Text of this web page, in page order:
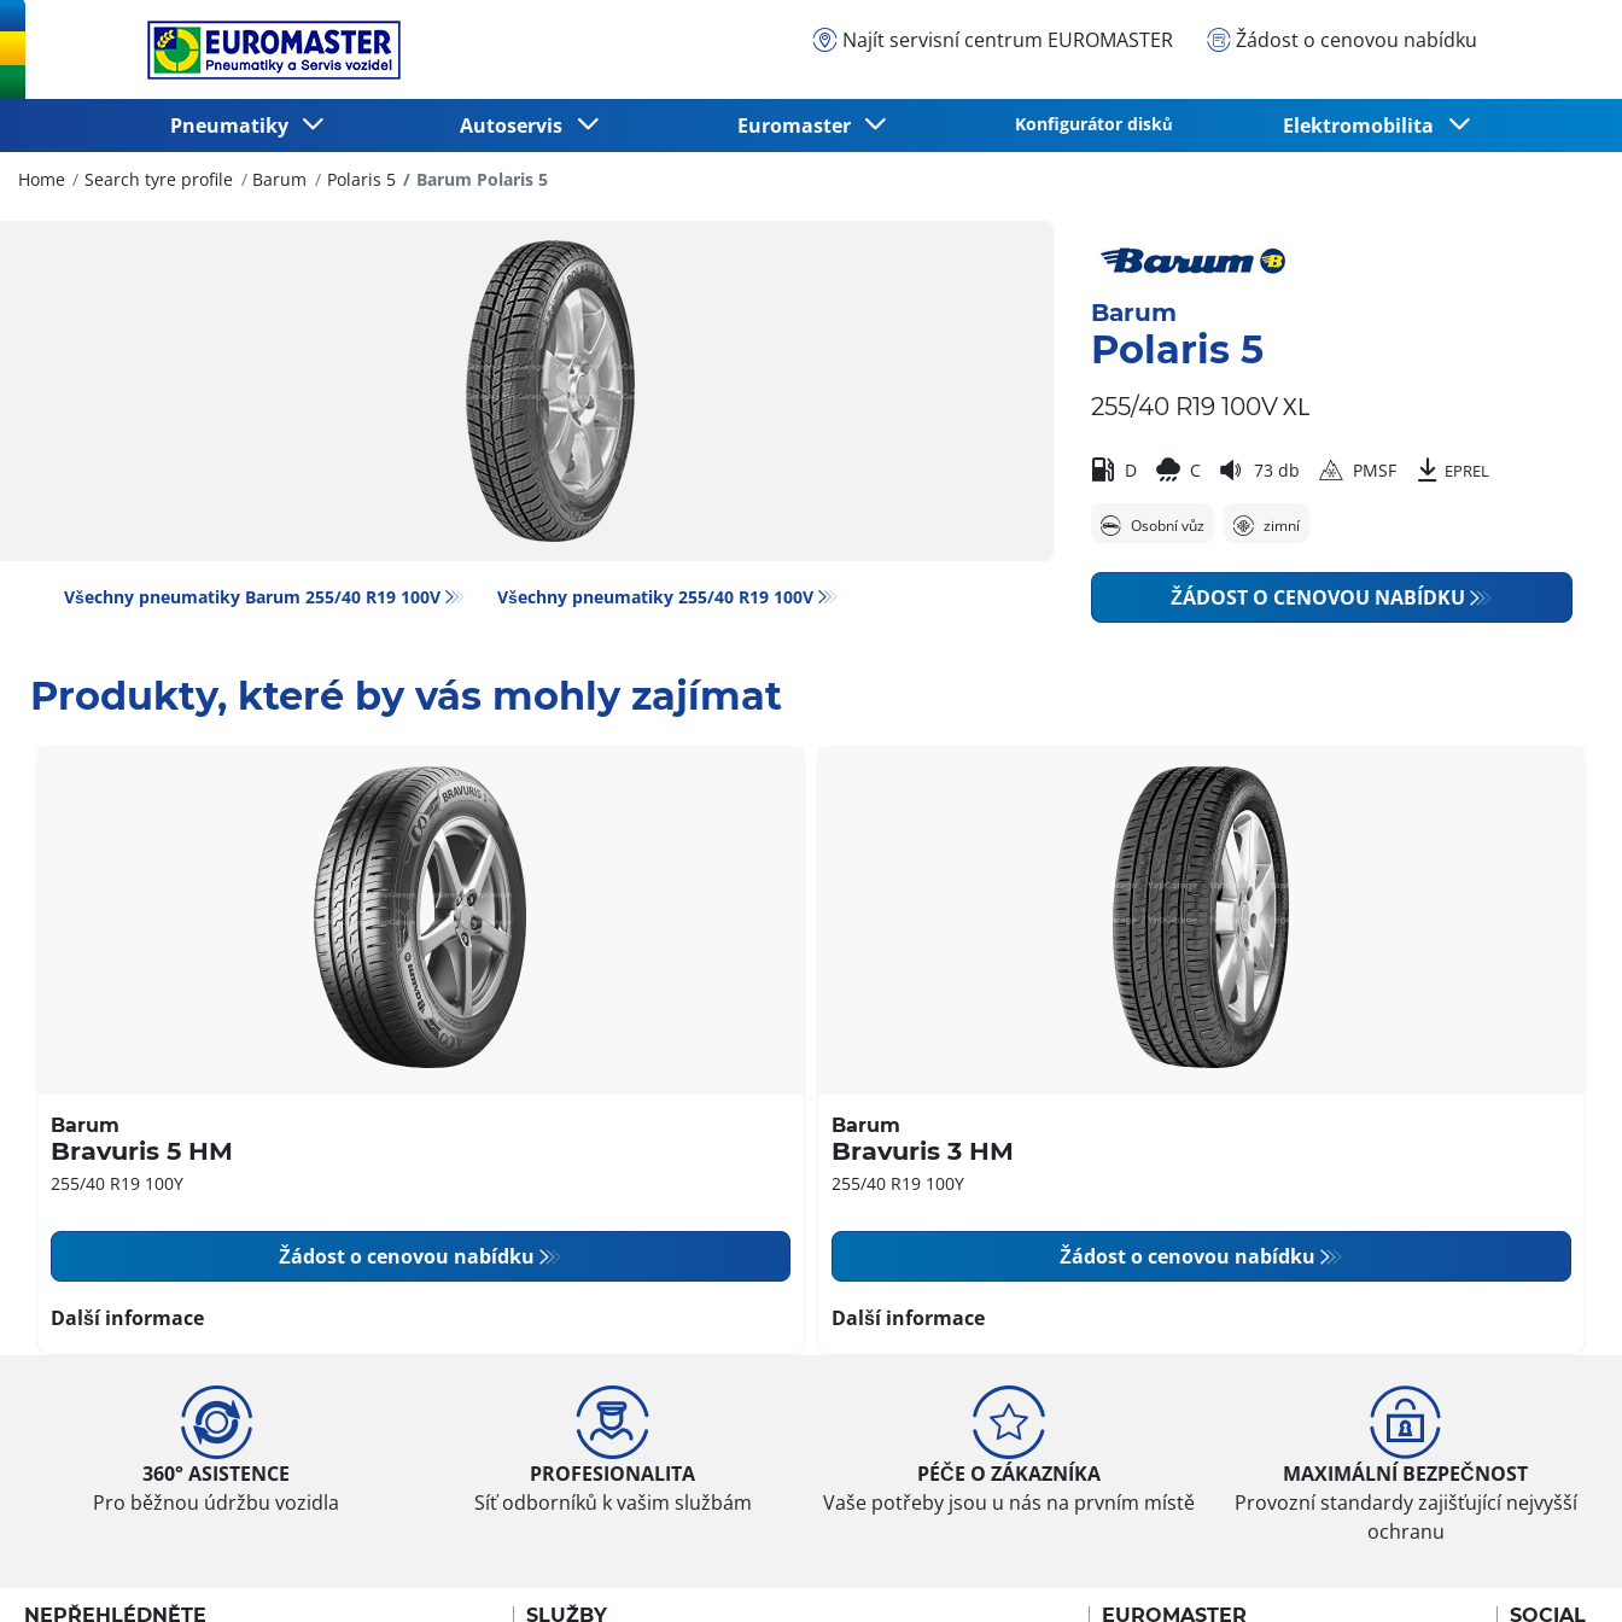
Najít servisní centrum EUROMASTER Žádost o cenovou nabídku
Pneumatiky Autoservis Euromaster Konfigurátor disků Elektromobilita
Home Search tyre profile Barum Polaris 5 Barum Polaris 5
Všechny pneumatiky Barum 255/40 R19 100V Všechny pneumatiky‎ 255/40 R19 100V
Barum
Polaris 5
255/40 R19 100VXL
D C 73 db PMSF EPREL
Osobní vůz zimní
ŽÁDOST O CENOVOU NABÍDKU
Produkty, které by vás mohly zajímat
Barum
Bravuris 5 HM
255/40 R19 100Y
Žádost o cenovou nabídku
Další informace
Barum
Bravuris 3 HM
255/40 R19 100Y
Žádost o cenovou nabídku
Další informace
360° ASISTENCE
Pro běžnou údržbu vozidla
PROFESIONALITA
Síť odborníků k vašim službám
PÉČE O ZÁKAZNÍKA
Vaše potřeby jsou u nás na prvním místě
MAXIMÁLNÍ BEZPEČNOST
Provozní standardy zajišťující nejvyšší
ochranu
NEPŘEHLÉDNĚTE SLUŽBY EUROMASTER SOCIAL